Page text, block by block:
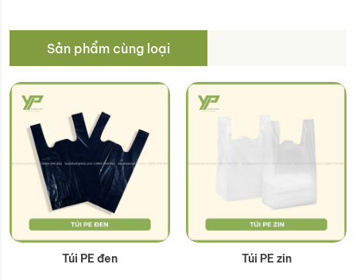
Sản phẩm cùng loại
Túi PE đen Túi PE zin